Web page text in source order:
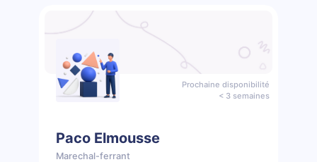
Prochaine disponibilité
< 3 semaines
Paco Elmousse
Marechal-ferrant